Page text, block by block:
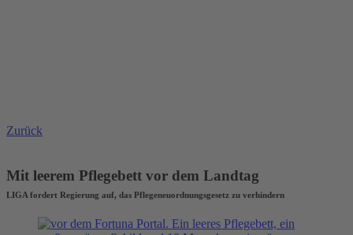
Zurück
Mit leerem Pflegebett vor dem Landtag
LIGA fordert Regierung auf, das Pflegeneuordnungsgesetz zu verhindern